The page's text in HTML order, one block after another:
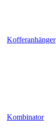
Kofferanhänger
Kombinator